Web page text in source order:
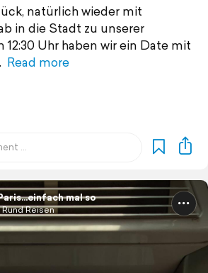
natürlich wieder mit
in die Stadt zu unserer
Uhr haben wir ein Date mit
Read more
mal so
Reisen